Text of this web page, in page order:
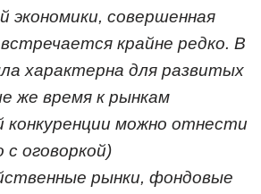
экономики, совершенная
крайне редко. В
характерна для развитых
же время к рынкам
конкуренции можно отнести
оговоркой)
рынки, фондовые